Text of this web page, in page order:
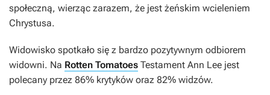
społeczną, wierząc zarazem, że jest żeńskim wcieleniem
Chrystusa.
Widowisko spotkało się z bardzo pozytywnym odbiorem
widowni. Na Rotten Tomatoes Testament Ann Lee jest
polecany przez 86% krytyków oraz 82% widzów.